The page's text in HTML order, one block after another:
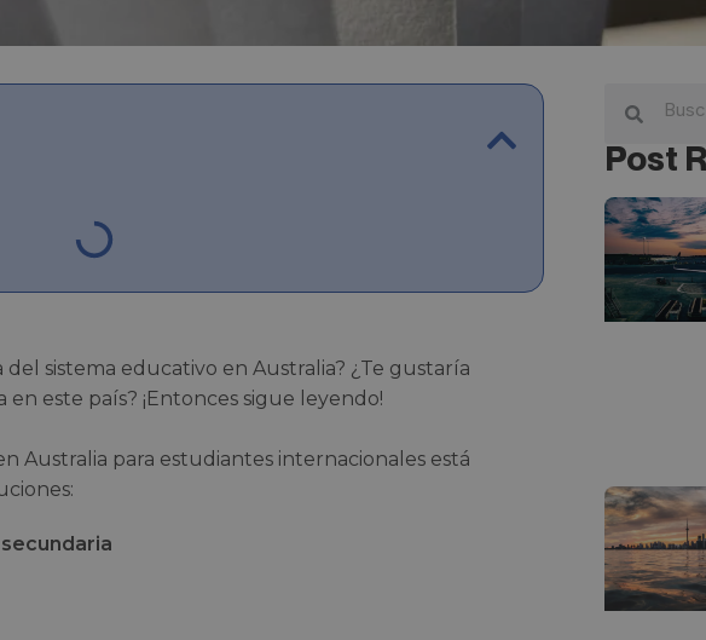
sistema educativo en Australia? ¿Te gustaría
este país? ¡Entonces sigue leyendo!
Australia para estudiantes internacionales está
Post